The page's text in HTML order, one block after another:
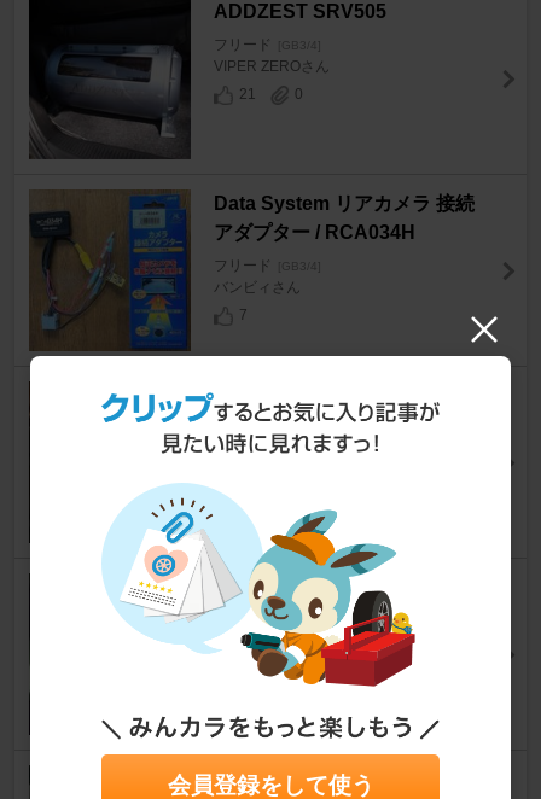
ADDZEST SRV505
フリード [GB3/4]
VIPER ZEROさん
21
0
Data System リアカメラ 接続
アダプター / RCA034H
フリード [GB3/4]
バンビィさん
7
ELEVEN Bros. Clazzio 8人乗
り ブラック
フリード
0
ヤフオク LEDブルーイルミネー
ション
フリード [GB3/4]
ぴっぴろさん
ホンダ(純正) GB3後期型ヘッド
会員登録をして使う